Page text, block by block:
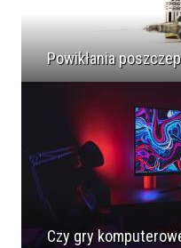
Powikłania
Czy gry